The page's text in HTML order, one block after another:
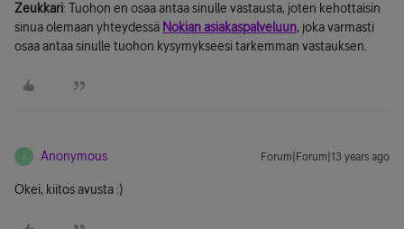
Zeukkari: Tuohon en osaa antaa sinulle vastausta, joten kehottaisin
sinua olemaan yhteydessä Nokian asiakaspalveluun, joka varmasti
osaa antaa sinulle tuohon kysymykseesi tarkemman vastauksen.
A Anonymous Forum|Forum|13 years ago
Okei, kiitos avusta :)